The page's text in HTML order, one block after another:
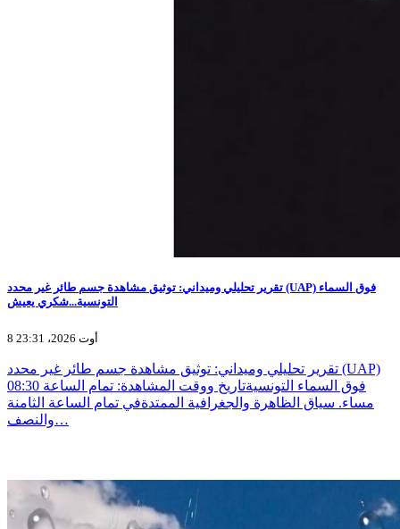
تقرير تحليلي وميداني: توثيق مشاهدة جسم طائر غير محدد (UAP) فوق السماء
التونسية...شكري يعيش
8 أوت 2026، 23:31
تقرير تحليلي وميداني: توثيق مشاهدة جسم طائر غير محدد (UAP)
فوق السماء التونسيةتاريخ ووقت المشاهدة: تمام الساعة 08:30
مساء. سياق الظاهرة والجغرافية الممتدةفي تمام الساعة الثامنة
والنصف…